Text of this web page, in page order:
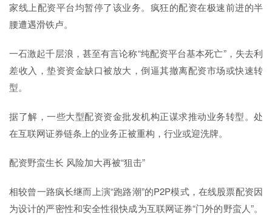
家线上配资平台均暂停了该业务。疯狂的配资在极速前进的半
腰遭遇滑铁卢。
一石激起千层浪，甚至有言论称“纯配资平台基本死亡”，失去利
差收入，垫资资金缺口被放大，倒逼其撤离配资市场或快速转
型。
据了解，一些大型配资资金批发机构正谋求推动业务转型。处
在互联网证券链条上的业务正被重构，行业或迎洗牌。
配资野蛮生长 风险加大再被“狙击”
相较曾一路疯长继而上演“跑路潮”的P2P模式，在线股票配资因
为设计的严密性和安全性很快成为互联网证券“门外的野蛮人”。